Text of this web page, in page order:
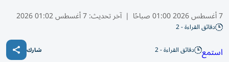
7 أغسطس 2026 01:00 صباحًا | آخر تحديث:7 أغسطس 01:02 2026
دقائق القراءة - 2
استمع دقائق القراءة - 2 شارك